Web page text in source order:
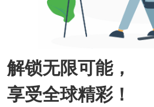
解锁无限可能，
享受全球精彩！